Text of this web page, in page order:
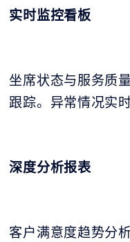
实时监控看板
坐席状态与服务质
跟踪。异常情况实
深度分析报表
客户满意度趋势分